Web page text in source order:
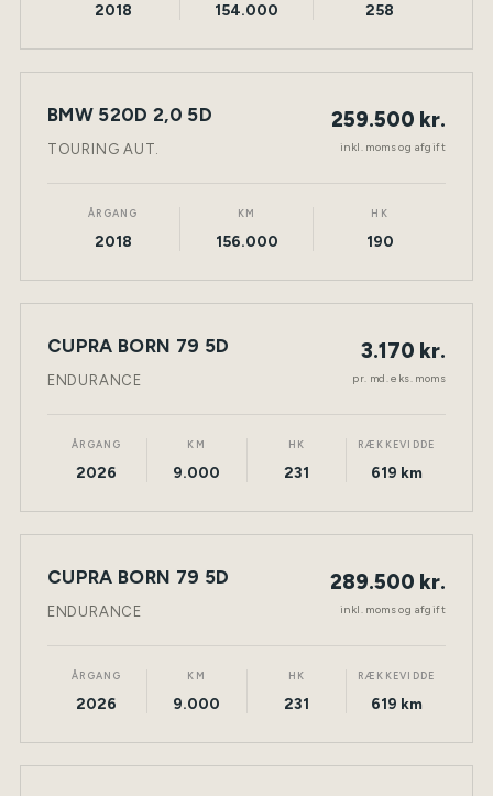
2018 154.000 258
NY BIL DIESEL TØNDER
BMW 520D 2,0 5D
TOURING AUT.
259.500 kr.
inkl. moms og afgift
ÅRGANG
2018
KM
156.000
HK
190
LEASING NY BIL TØNDER
CUPRA BORN 79 5D
ENDURANCE
3.170 kr.
pr. md. eks. moms
ÅRGANG
2026
KM
9.000
HK
231
RÆKKEVIDDE
619 km
NY BIL ELEKTRISK TØNDER
CUPRA BORN 79 5D
ENDURANCE
289.500 kr.
inkl. moms og afgift
ÅRGANG
2026
KM
9.000
HK
231
RÆKKEVIDDE
619 km